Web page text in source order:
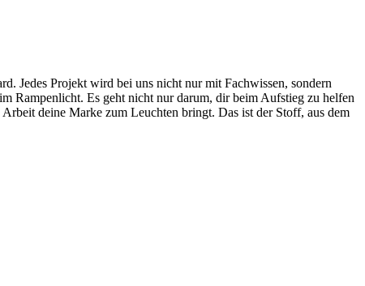
Jedes Projekt wird bei uns nicht nur mit Fachwissen, sondern
Rampenlicht. Es geht nicht nur darum, dir beim Aufstieg zu helfen
deine Marke zum Leuchten bringt. Das ist der Stoff, aus dem